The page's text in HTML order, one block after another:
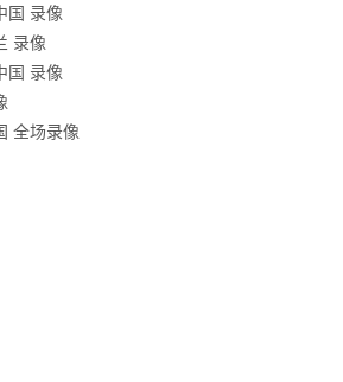
国 录像
录像
国 录像
全场录像